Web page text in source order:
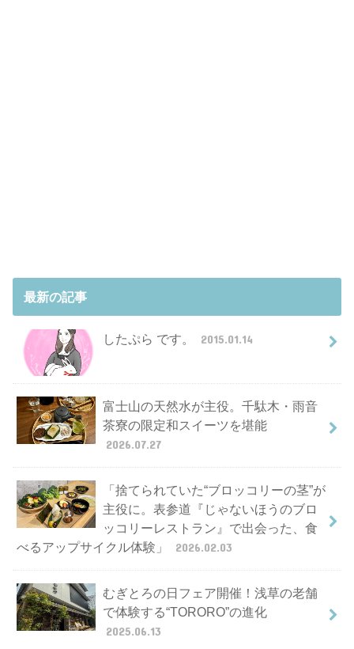
最新の記事
したぷら です。 2015.01.14
富士山の天然水が主役。千駄木・雨音
茶寮の限定和スイーツを堪能
2026.07.27
「捨てられていた“ブロッコリーの茎”が
主役に。表参道『じゃないほうのブロ
ッコリーレストラン』で出会った、食
べるアップサイクル体験」
2026.02.03
むぎとろの日フェア開催！浅草の老舗
で体験する“TORORO”の進化
2025.06.13